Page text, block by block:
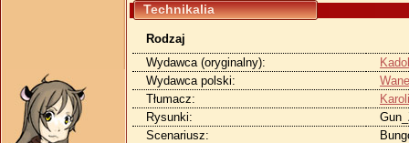
Technikalia
Rodzaj
Wydawca (oryginalny):
Wydawca polski:
Tłumacz:
Rysunki:
Scenariusz: